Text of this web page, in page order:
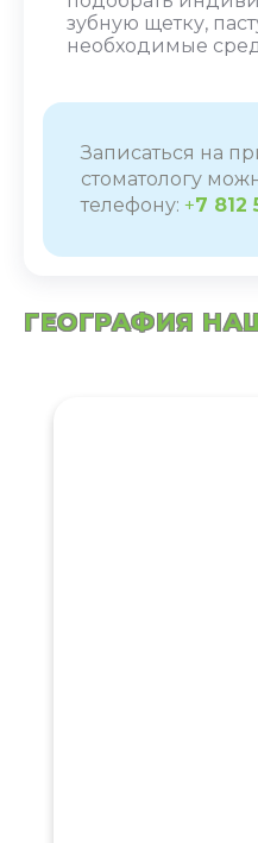
зубную щетку,
необходимые
Записаться на
стоматологу
телефону: +7 812
ГЕОГРАФИЯ